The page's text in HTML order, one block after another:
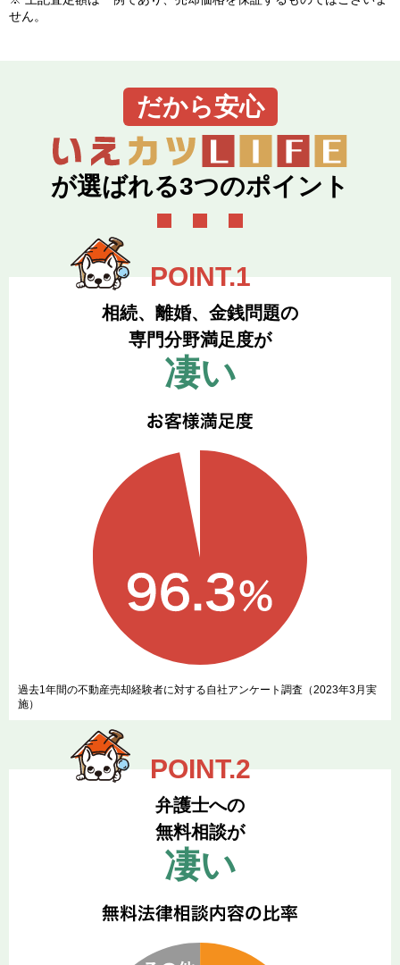
せん。
だから安心
が選ばれる3つのポイント
相続、離婚、金銭問題の
専門分野満足度が
凄い
過去1年間の不動産売却経験者に対する自社アンケート調査（2023年3月実
施）
弁護士への
無料相談が
凄い